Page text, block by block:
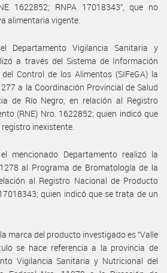
1622852; RNPA 17018343”, que no
alimentaria vigente.
Departamento Vigilancia Sanitaria y
a través del Sistema de Información
Control de los Alimentos (SIFeGA) la
a la Coordinación Provincial de Salud
de Río Negro, en relación al Registro
(RNE) Nro. 1622852; quien indicó que
inexistente.
mencionado Departamento realizó la
al Programa de Bromatología de la
al Registro Nacional de Producto
quien indicó que se trata de un
marca del producto investigado es “Valle
se hace referencia a la provincia de
Vigilancia Sanitaria y Nutricional del